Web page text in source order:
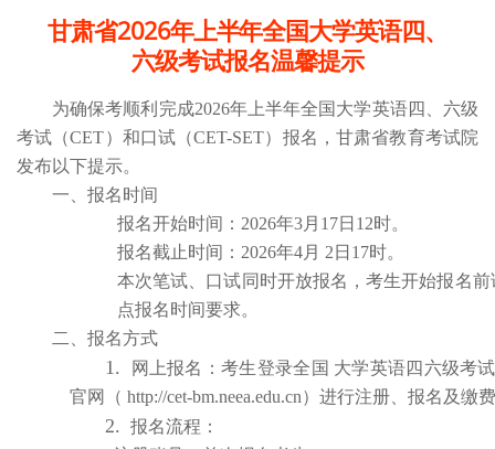
甘肃省2026年上半年全国大学英语四、
六级考试报名温馨提示
为确保考顺利完成2026年上半年全国大学英语四、六级
考试（CET） 和口试（CET-SET） 报名，甘肃省教育考试院
发布以下提示。
一、报名时间
报名开始时间 ：2026年3月17日12时。
报名截止时间 ：2026年4月 2日17时。
本次笔试、口试同时开放报名，考生开始报名
点报名时间要求。
二、报名方式
1. 网上报名 ：考生登录全国 大学英语四六级考
官网
（ http://cet-bm.neea.edu.cn）进行注册、报名及缴
2. 报名流程 ：